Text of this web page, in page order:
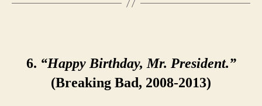
6. “Happy Birthday, Mr. President.”
(Breaking Bad, 2008-2013)